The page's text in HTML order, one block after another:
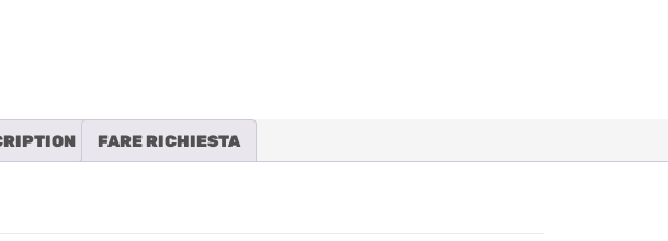
FARE RICHIESTA